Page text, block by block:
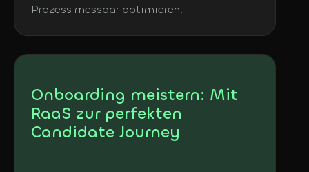
Prozess messbar optimieren.
Onboarding meistern: Mit
RaaS zur perfekten
Candidate Journey